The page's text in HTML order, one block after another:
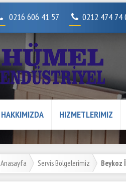
0216 606 41 57 0212 474 74
HAKKIMIZDA HIZMETLERIMIZ
Anasayfa Servis Bölgelerimiz Beykoz